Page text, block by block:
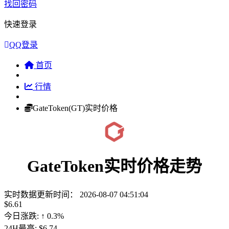
找回密码
快速登录
QQ登录
首页
行情
GateToken(GT)实时价格
GateToken实时价格走势
实时数据更新时间：
2026-08-07 04:51:04
$6.61
今日涨跌: ↑ 0.3%